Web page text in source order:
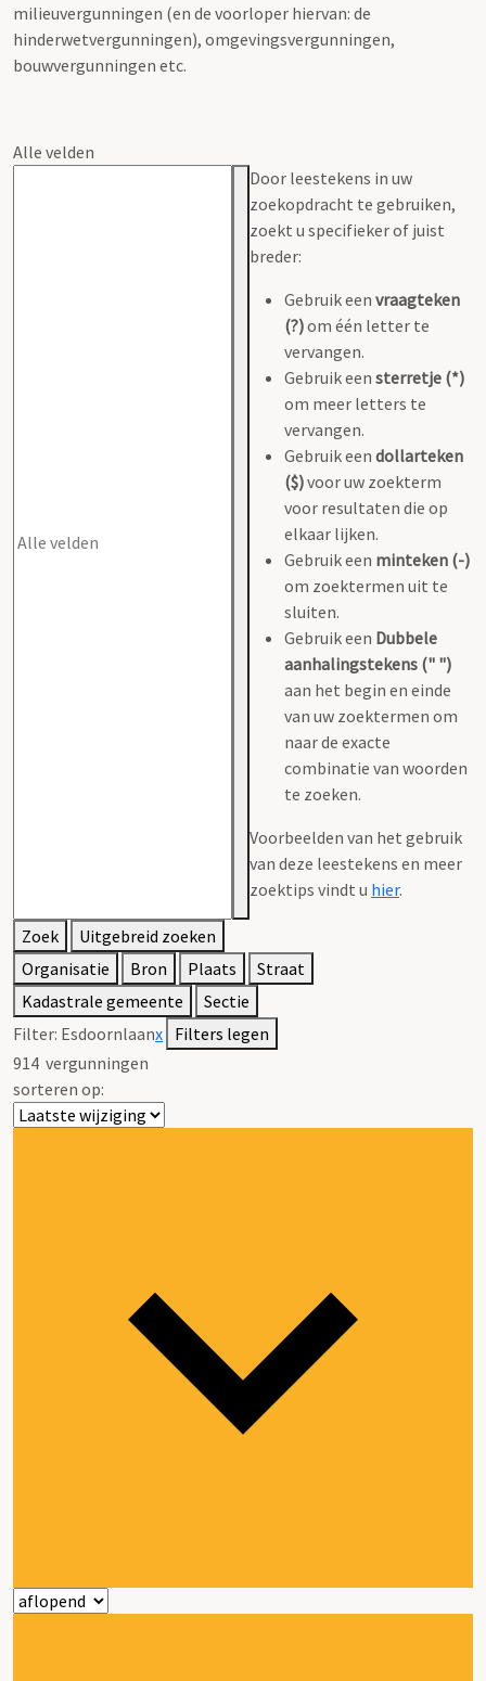
milieuvergunningen (en de voorloper hiervan: de
hinderwetvergunningen), omgevingsvergunningen,
bouwvergunningen etc.
Alle velden
Door leestekens in uw
zoekopdracht te gebruiken,
zoekt u specifieker of juist
breder:
Gebruik een vraagteken
(?)om één letter te
vervangen.
Gebruik een sterretje (*)
om meer letters te
vervangen.
Gebruik een dollarteken
($)voor uw zoekterm
voor resultaten die op
elkaar lijken.
Gebruik een minteken (-)
om zoektermen uit te
sluiten.
Gebruik een Dubbele
aanhalingstekens (" ")
aan het begin en einde
van uw zoektermen om
naar de exacte
combinatie van woorden
te zoeken.
Voorbeelden van het gebruik
van deze leestekens en meer
zoektips vindt u hier.
Zoek
Uitgebreid zoeken
Organisatie
Bron Plaats
Straat
Kadastrale gemeente
Sectie
Filter: Esdoornlaanx Filters legen
914 vergunningen
sorteren op: